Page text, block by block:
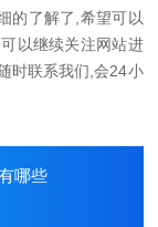
了解了,希望可以
以继续关注网站进
时联系我们,会24小
哪些